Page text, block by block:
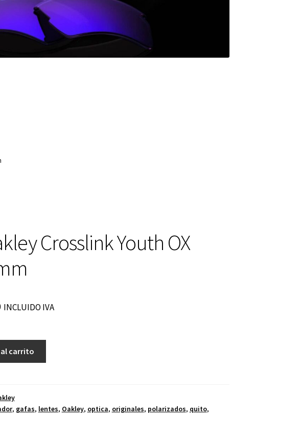
Crosslink Youth OX
INCLUIDO IVA
carrito
, gafas, lentes, Oakley, optica, originales, polarizados, quito,